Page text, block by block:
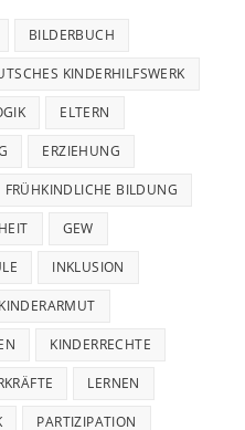
BILDERBUCH
KINDERHILFSWERK
ELTERN
ERZIEHUNG
FRÜHKINDLICHE BILDUNG
GEW
INKLUSION
KINDERARMUT
KINDERRECHTE
LERNEN
PARTIZIPATION